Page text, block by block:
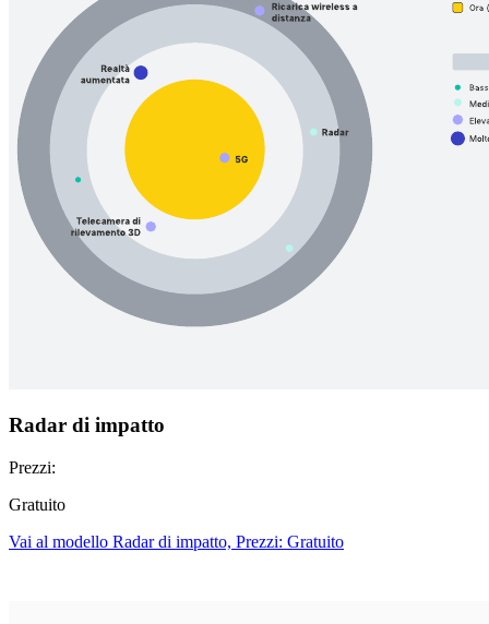
Radar di impatto
Prezzi:
Gratuito
Vai al modello Radar di impatto, Prezzi: Gratuito